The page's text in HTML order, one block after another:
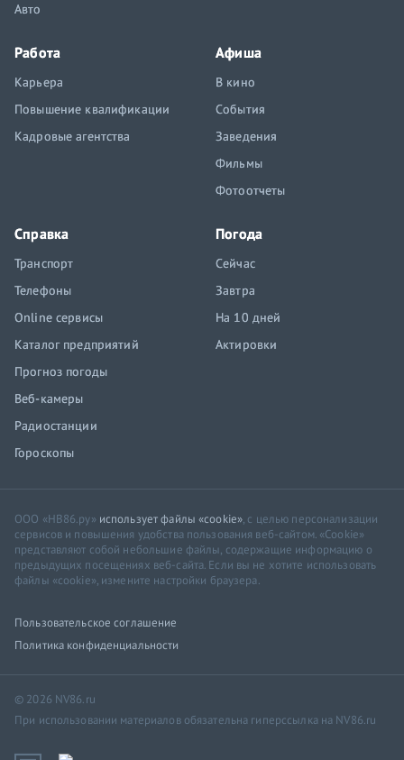
Авто
Работа
Карьера
Повышение квалификации
Кадровые агентства
Афиша
В кино
События
Заведения
Фильмы
Фотоотчеты
Справка
Транспорт
Телефоны
Online сервисы
Каталог предприятий
Прогноз погоды
Веб-камеры
Радиостанции
Гороскопы
Погода
Сейчас
Завтра
На 10 дней
Актировки
ООО «НВ86.ру» использует файлы «cookie», с целью персонализации
сервисов и повышения удобства пользования веб-сайтом. «Cookie»
представляют собой небольшие файлы, содержащие информацию о
предыдущих посещениях веб-сайта. Если вы не хотите использовать
файлы «cookie», измените настройки браузера.
Пользовательское соглашение
Политика конфиденциальности
© 2026 NV86.ru
При использовании материалов обязательна гиперссылка на NV86.ru